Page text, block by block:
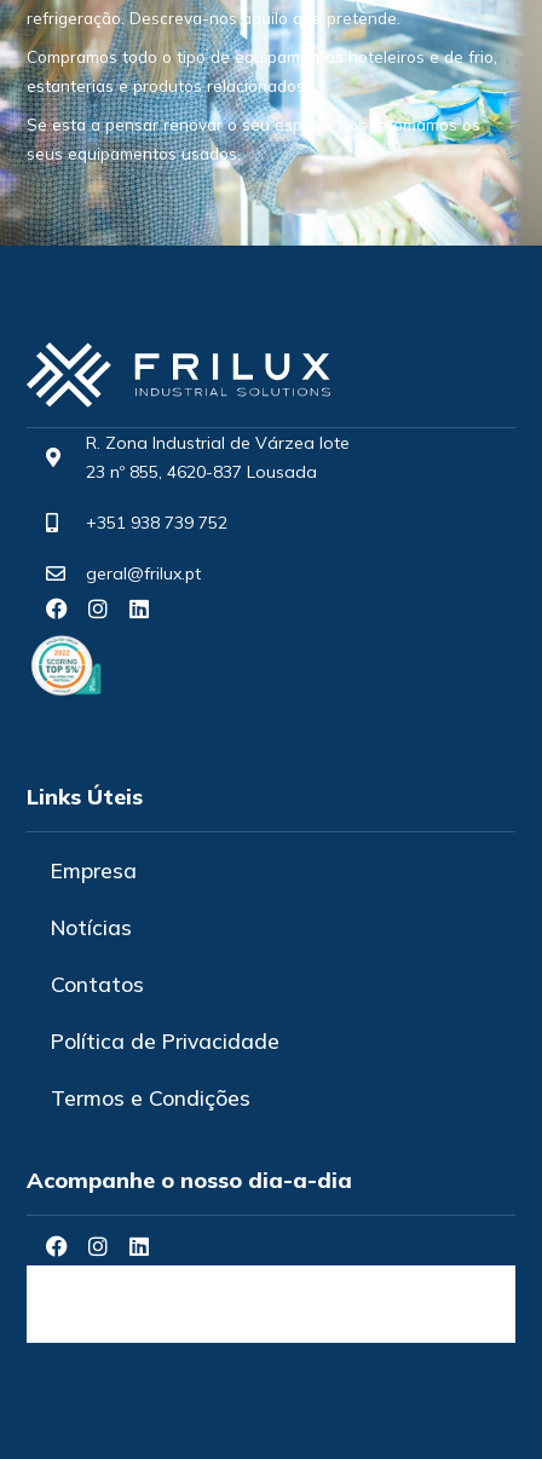
refrigeração. Descreva-nos aquilo que pretende.
Compramos todo o tipo de equipamentos hoteleiros e de frio,
estanterias e produtos relacionados.
Se esta a pensar renovar o seu espaço, nós retomamos os
seus equipamentos usados.
R. Zona Industrial de Várzea lote
23 nº 855, 4620-837 Lousada
+351 938 739 752
geral@frilux.pt
Links Úteis
Empresa
Notícias
Contatos
Política de Privacidade
Termos e Condições
Acompanhe o nosso dia-a-dia